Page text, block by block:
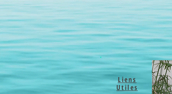
Liens
Utiles